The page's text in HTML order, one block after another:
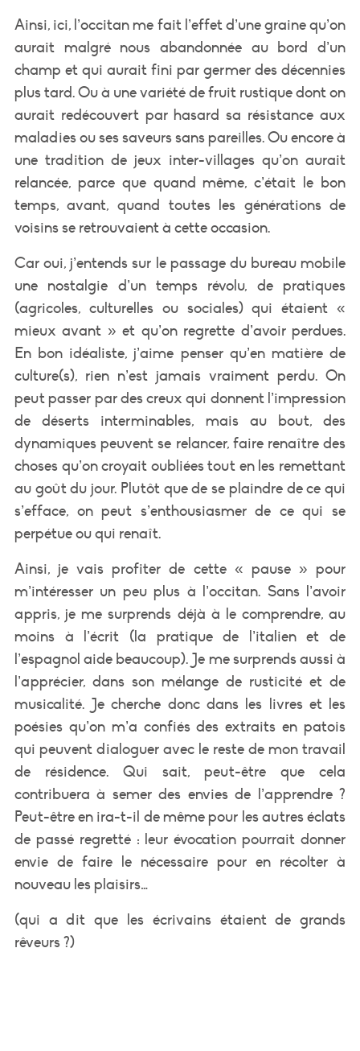
Ainsi, ici, l’occitan me fait l’effet d’une graine qu’on
aurait malgré nous abandonnée au bord d’un
champ et qui aurait fini par germer des décennies
plus tard. Ou à une variété de fruit rustique dont on
aurait redécouvert par hasard sa résistance aux
maladies ou ses saveurs sans pareilles. Ou encore à
une tradition de jeux inter-villages qu’on aurait
relancée, parce que quand même, c’était le bon
temps, avant, quand toutes les générations de
voisins se retrouvaient à cette occasion.
Car oui, j’entends sur le passage du bureau mobile
une nostalgie d’un temps révolu, de pratiques
(agricoles, culturelles ou sociales) qui étaient «
mieux avant » et qu’on regrette d’avoir perdues.
En bon idéaliste, j’aime penser qu’en matière de
culture(s), rien n’est jamais vraiment perdu. On
peut passer par des creux qui donnent l’impression
de déserts interminables, mais au bout, des
dynamiques peuvent se relancer, faire renaître des
choses qu’on croyait oubliées tout en les remettant
au goût du jour. Plutôt que de se plaindre de ce qui
s’efface, on peut s’enthousiasmer de ce qui se
perpétue ou qui renaît.
Ainsi, je vais profiter de cette « pause » pour
m’intéresser un peu plus à l’occitan. Sans l’avoir
appris, je me surprends déjà à le comprendre, au
moins à l’écrit (la pratique de l’italien et de
l’espagnol aide beaucoup). Je me surprends aussi à
l’apprécier, dans son mélange de rusticité et de
musicalité. Je cherche donc dans les livres et les
poésies qu’on m’a confiés des extraits en patois
qui peuvent dialoguer avec le reste de mon travail
de résidence. Qui sait, peut-être que cela
contribuera à semer des envies de l’apprendre ?
Peut-être en ira-t-il de même pour les autres éclats
de passé regretté : leur évocation pourrait donner
envie de faire le nécessaire pour en récolter à
nouveau les plaisirs…
(qui a dit que les écrivains étaient de grands
rêveurs ?)